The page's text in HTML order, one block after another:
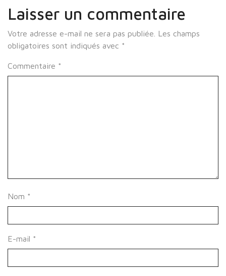
Laisser un commentaire
Votre adresse e-mail ne sera pas publiée.
Les champs
obligatoires sont indiqués avec *
Commentaire *
Nom *
E-mail *